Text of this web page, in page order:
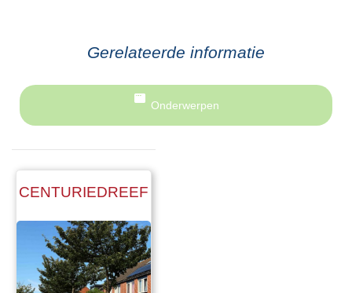
Gerelateerde informatie
Onderwerpen
CENTURIEDREEF